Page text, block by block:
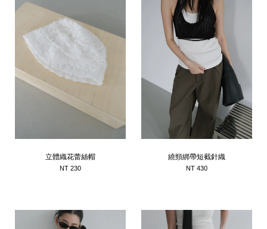
立體織花蕾絲帽
NT 230
繞頸綁帶短截針織
NT 430